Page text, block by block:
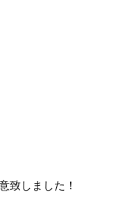
致しました！